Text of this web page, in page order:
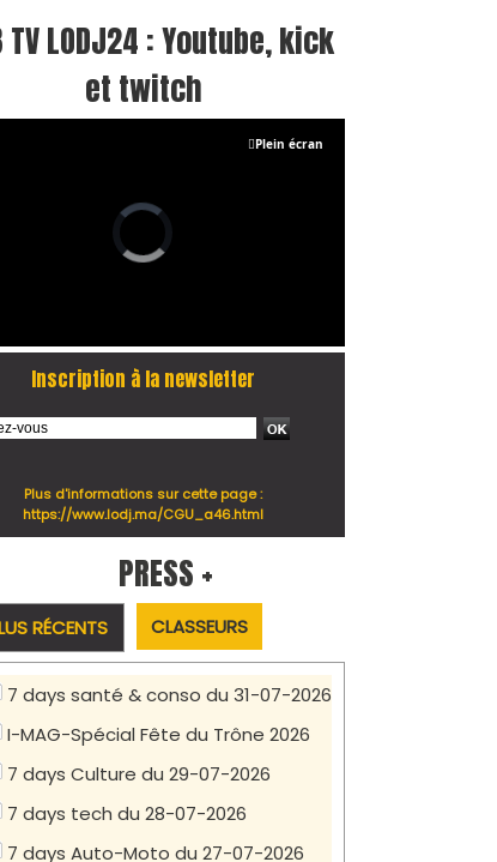
TV LODJ24 : Youtube, kick
et twitch
Plein écran
Inscription à la newsletter
Plus d'informations sur cette page :
https://www.lodj.ma/CGU_a46.html
PRESS +
RÉCENTS CLASSEURS
7 days santé & conso du 31-07-2026
I-MAG-Spécial Fête du Trône 2026
7 days Culture du 29-07-2026
7 days tech du 28-07-2026
7 days Auto-Moto du 27-07-2026